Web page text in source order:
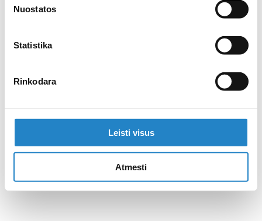
Nuostatos
Statistika
Rinkodara
Leisti visus
Atmesti